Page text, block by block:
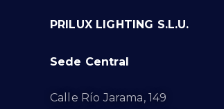
PRILUX LIGHTING S.L.U.
Sede Central
Calle Río Jarama, 149